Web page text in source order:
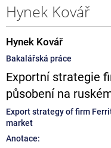
Hynek Kovář
Hynek Kovář
Bakalářská práce
Exportní strategie
působení na
Export strategy of firm
market
Anotace: